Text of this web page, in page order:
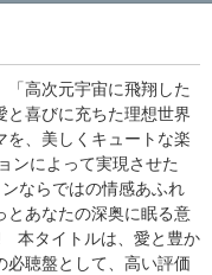
「高次元宇宙に飛翔した
と喜びに充ちた理想世界
を、美しくキュートな楽
ンによって実現させた
ならではの情感あふれ
とあなたの深奥に眠る意
本タイトルは、愛と豊か
必聴盤として、高い評価